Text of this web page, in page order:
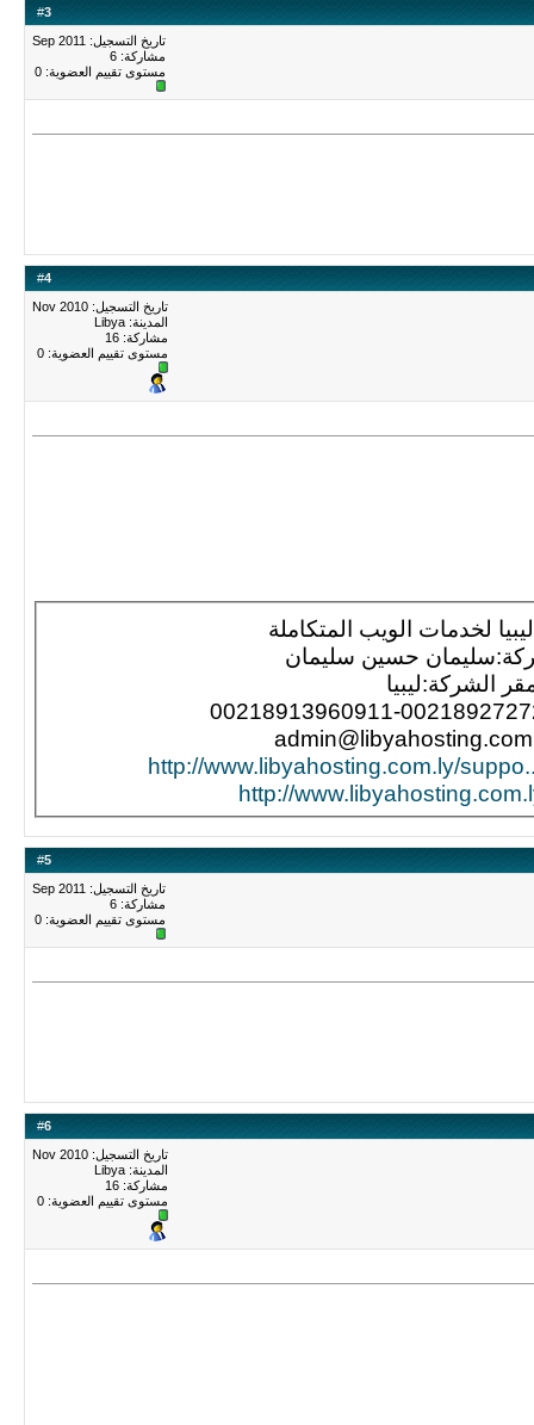
#3
تاريخ التسجيل: Sep 2011
مشاركة: 6
مستوى تقييم العضوية: 0
#4
تاريخ التسجيل: Nov 2010
المدينة: Libya
مشاركة: 16
مستوى تقييم العضوية: 0
لخدمات الويب المتكاملة
حسين سليمان
الشركة:ليبيا
http://
#5
تاريخ التسجيل: Sep 2011
مشاركة: 6
مستوى تقييم العضوية: 0
#6
تاريخ التسجيل: Nov 2010
المدينة: Libya
مشاركة: 16
مستوى تقييم العضوية: 0